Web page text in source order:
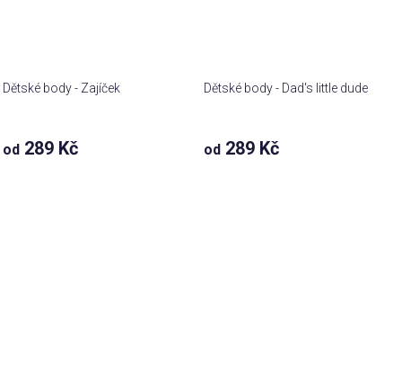
Dětské body - Zajíček
od 289 Kč
Dětské body - Dad's little dude
od 289 Kč